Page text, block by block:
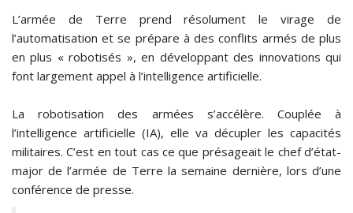
L’armée de Terre prend résolument le virage de
l’automatisation et se prépare à des conflits armés de plus
en plus « robotisés », en développant des innovations qui
font largement appel à l’intelligence artificielle.
La robotisation des armées s’accélère. Couplée à
l’intelligence artificielle (IA), elle va décupler les capacités
militaires. C’est en tout cas ce que présageait le chef d’état-
major de l’armée de Terre la semaine dernière, lors d’une
conférence de presse.